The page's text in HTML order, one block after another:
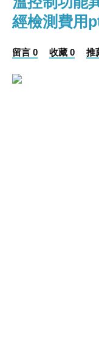
經檢測費用
留言 0 收藏 0 推